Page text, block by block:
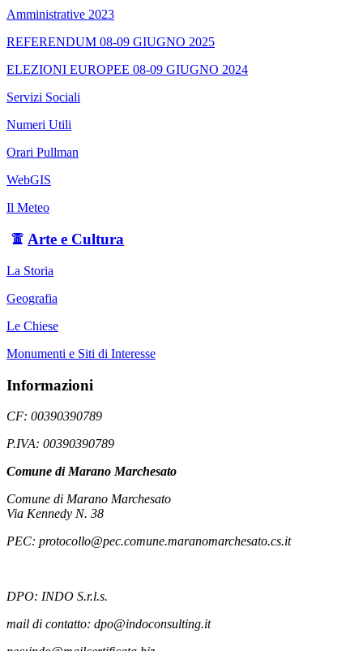
Amministrative 2023
REFERENDUM 08-09 GIUGNO 2025
ELEZIONI EUROPEE 08-09 GIUGNO 2024
Servizi Sociali
Numeri Utili
Orari Pullman
WebGIS
Il Meteo
Arte e Cultura
La Storia
Geografia
Le Chiese
Monumenti e Siti di Interesse
Informazioni
CF: 00390390789
P.IVA: 00390390789
Comune di Marano Marchesato
Comune di Marano Marchesato
Via Kennedy N. 38
PEC: protocollo@pec.comune.maranomarchesato.cs.it
DPO: INDO S.r.l.s.
mail di contatto: dpo@indoconsulting.it